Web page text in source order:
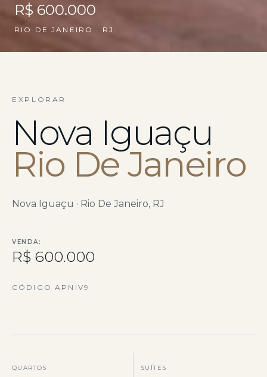
R$ 600.000
RIO DE JANEIRO · RJ
EXPLORAR
Nova Iguaçu
Rio De Janeiro
Nova Iguaçu · Rio De Janeiro, RJ
VENDA:
R$ 600.000
CÓDIGO APNIV9
QUARTOS SUÍTES